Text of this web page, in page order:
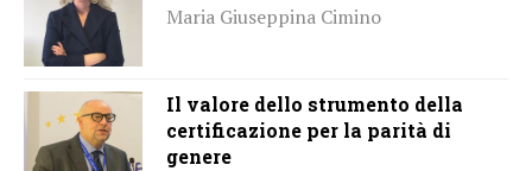
Maria Giuseppina Cimino
Il valore dello strumento della
certificazione per la parità di
genere